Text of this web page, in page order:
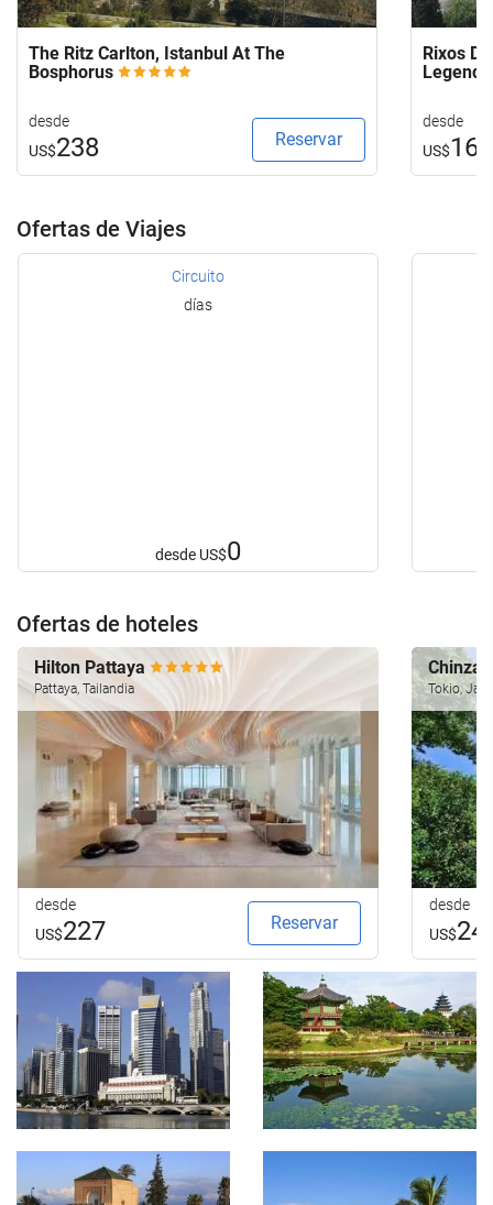
The Ritz Carlton, Istanbul At The
Bosphorus
desde
US$238 Reservar
Rixos
desde
US$168
Ofertas de Viajes
Circuito
días
desde US$0
Ofertas de hoteles
Hilton Pattaya
Pattaya, Tailandia
desde
US$227 Reservar
Tokio,
desde
US$